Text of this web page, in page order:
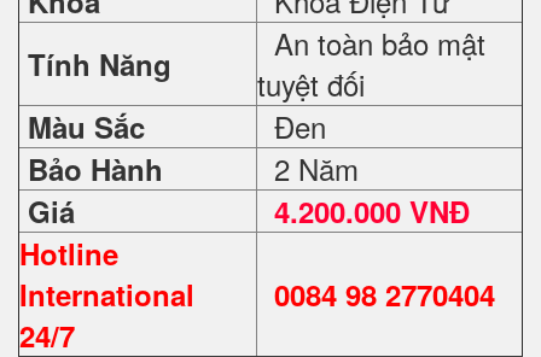
Tính Năng
An toàn bảo mật
tuyệt đối
Màu Sắc Đen
Bảo Hành 2 Năm
Giá
4.200.000 VNĐ
Hotline
International
24/7
0084 98 2770404